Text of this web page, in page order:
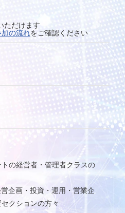
ただけます
加の流れをご確認ください
の経営者・管理者クラスの
企画・投資・運用・営業企
セクションの方々